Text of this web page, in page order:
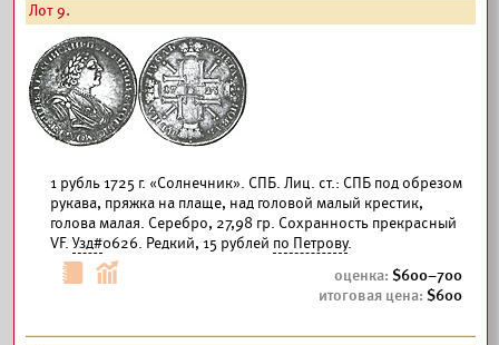
Лот 9.
1 рубль 1725 г. «Солнечник». СПБ. Лиц. ст.: СПБ под обрезом
рукава, пряжка на плаще, над головой малый крестик,
голова малая. Серебро, 27,98 гр. Сохранность прекрасный
VF. Узд#0626. Редкий, 15 рублей по Петрову.
600–700
600